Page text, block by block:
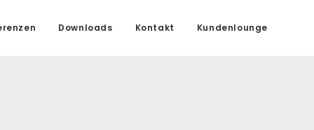
Downloads Kontakt Kundenlounge